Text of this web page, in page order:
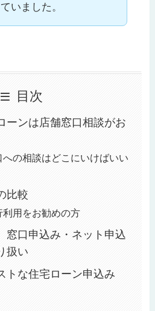
いました。
目次
ーンは店舗窓口相談がお
への相談はどこにいけばいい
比較
利用をお勧めの方
窓口申込み・ネット申込
扱い
トな住宅ローン申込み